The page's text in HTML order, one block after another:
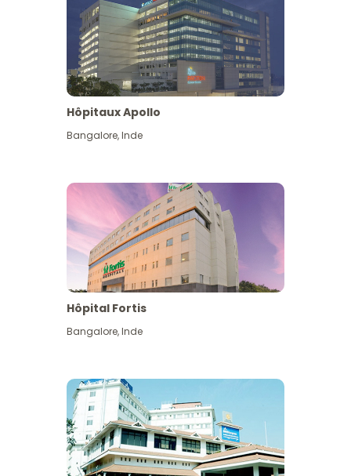
Hôpitaux Apollo
Bangalore,Inde
Hôpital Fortis
Bangalore,Inde